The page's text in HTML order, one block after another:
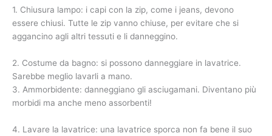
1. Chiusura lampo: i capi con la zip, come i jeans, devono
essere chiusi. Tutte le zip vanno chiuse, per evitare che si
aggancino agli altri tessuti e li danneggino.
2. Costume da bagno: si possono danneggiare in lavatrice.
Sarebbe meglio lavarli a mano.
3. Ammorbidente: danneggiano gli asciugamani. Diventano più
morbidi ma anche meno assorbenti!
4. Lavare la lavatrice: una lavatrice sporca non fa bene il suo